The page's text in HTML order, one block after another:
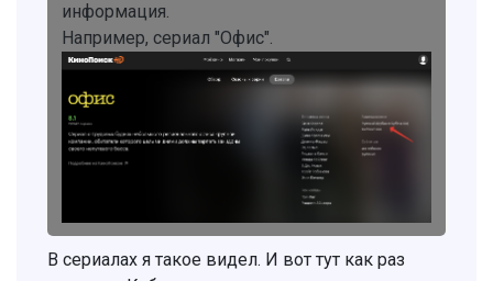
информация.
Например, сериал "Офис".
В сериалах я такое видел. И вот тут как раз